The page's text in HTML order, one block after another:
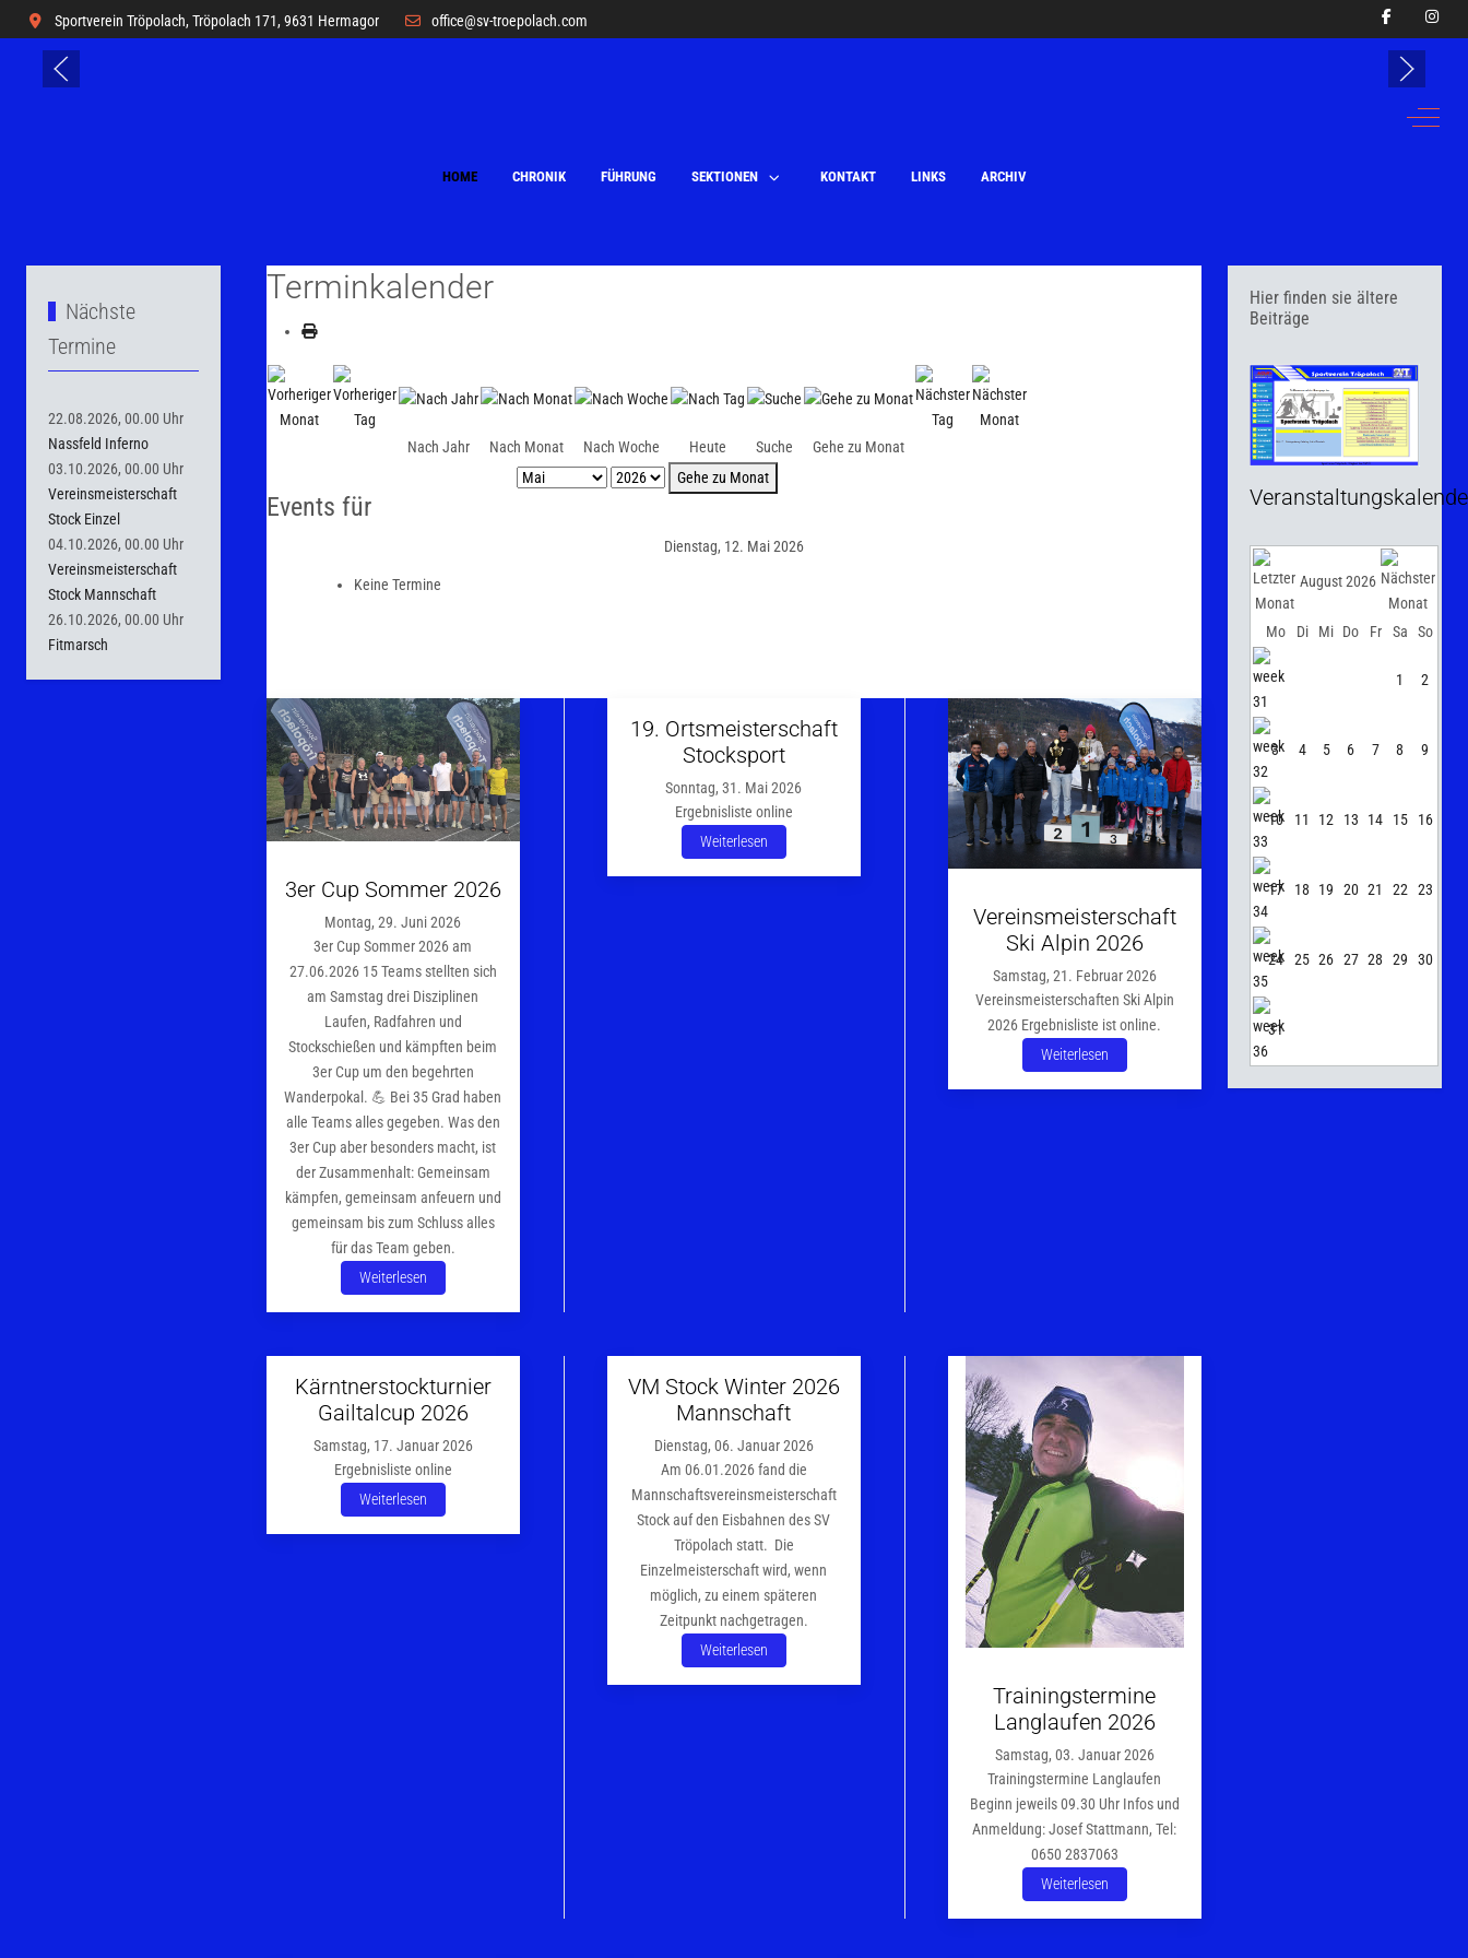
Sportverein Tröpolach, Tröpolach 171, 9631 Hermagor office@sv-troepolach.com
Off-
HOME CHRONIK FÜHRUNG SEKTIONEN KONTAKT LINKS ARCHIV
Nächste
Termine
22.08.2026, 00.00 Uhr
Nassfeld Inferno
03.10.2026, 00.00 Uhr
Vereinsmeisterschaft
Stock Einzel
04.10.2026, 00.00 Uhr
Vereinsmeisterschaft
Stock Mannschaft
26.10.2026, 00.00 Uhr
Fitmarsch
Terminkalender
Nach Jahr Nach Monat Nach Woche Heute Suche
Gehe zu Monat
Gehe zu Monat
Events für
Dienstag, 12. Mai 2026
Keine Termine
3er Cup Sommer 2026
Montag, 29. Juni 2026
3er Cup Sommer 2026 am
27.06.2026 15 Teams stellten sich
am Samstag drei Disziplinen
Laufen, Radfahren und
Stockschießen und kämpften beim
3er Cup um den begehrten
Wanderpokal. 💪 Bei 35 Grad haben
alle Teams alles gegeben. Was den
3er Cup aber besonders macht, ist
der Zusammenhalt: Gemeinsam
kämpfen, gemeinsam anfeuern und
gemeinsam bis zum Schluss alles
für das Team geben.
Weiterlesen
19. Ortsmeisterschaft
Stocksport
Sonntag, 31. Mai 2026
Ergebnisliste online
Weiterlesen
Vereinsmeisterschaft
Ski Alpin 2026
Samstag, 21. Februar 2026
Vereinsmeisterschaften Ski Alpin
2026 Ergebnisliste ist online.
Weiterlesen
Kärntnerstockturnier
Gailtalcup 2026
Samstag, 17. Januar 2026
Ergebnisliste online
Weiterlesen
VM Stock Winter 2026
Mannschaft
Dienstag, 06. Januar 2026
Am 06.01.2026 fand die
Mannschaftsvereinsmeisterschaft
Stock auf den Eisbahnen des SV
Tröpolach statt. Die
Einzelmeisterschaft wird, wenn
möglich, zu einem späteren
Zeitpunkt nachgetragen.
Weiterlesen
Trainingstermine
Langlaufen 2026
Samstag, 03. Januar 2026
Trainingstermine Langlaufen
Beginn jeweils 09.30 Uhr Infos und
Anmeldung: Josef Stattmann, Tel:
0650 2837063
Weiterlesen
Hier finden sie ältere
Beiträge
August 2026
Mo Di Mi Do Fr Sa So
1 2
3 4 5 6 7 8 9
10 11 12 13 14 15 16
17 18 19 20 21 22 23
24 25 26 27 28 29 30
31